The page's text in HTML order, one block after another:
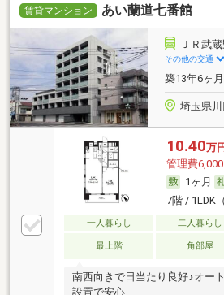
賃貸マンション あい蘭道七番館
ＪＲ武
その他の交通
築13年6ヶ
埼玉県
10.40万
管理費
1ヶ月
7階 / 1LDK
一人暮らし 二人暮らし
最上階 角部屋
南西向きで日当たり良好♪オー
設置で安心